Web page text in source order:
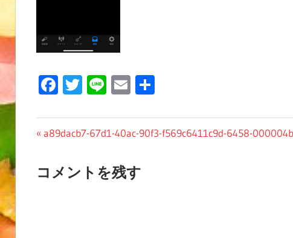
Facebook
Twitter
LineEmail
共
投
ナ
前
投
a89dacb7-67d1-40ac-90f3-f569c6411c9d-6458-
コメントを残す